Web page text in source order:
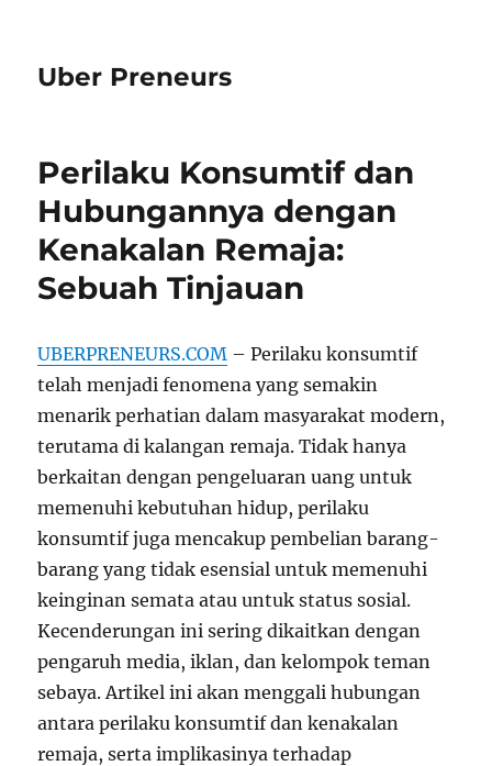
Uber Preneurs
Perilaku Konsumtif dan
Hubungannya dengan
Kenakalan Remaja:
Sebuah Tinjauan
UBERPRENEURS.COM – Perilaku konsumtif
telah menjadi fenomena yang semakin
menarik perhatian dalam masyarakat modern,
terutama di kalangan remaja. Tidak hanya
berkaitan dengan pengeluaran uang untuk
memenuhi kebutuhan hidup, perilaku
konsumtif juga mencakup pembelian barang-
barang yang tidak esensial untuk memenuhi
keinginan semata atau untuk status sosial.
Kecenderungan ini sering dikaitkan dengan
pengaruh media, iklan, dan kelompok teman
sebaya. Artikel ini akan menggali hubungan
antara perilaku konsumtif dan kenakalan
remaja, serta implikasinya terhadap